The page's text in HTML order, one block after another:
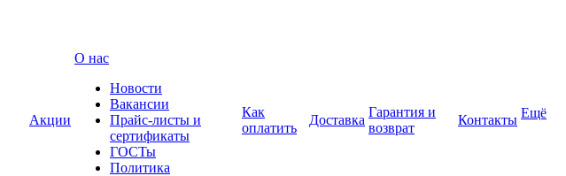
Акции
О нас
Новости
Вакансии
Прайс-листы и
сертификаты
ГОСТы
Политика
Как
оплатить
Доставка
Гарантия и
возврат
Контакты Ещё